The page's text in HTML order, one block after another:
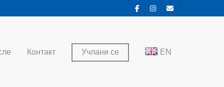
Контакт Учлани се EN